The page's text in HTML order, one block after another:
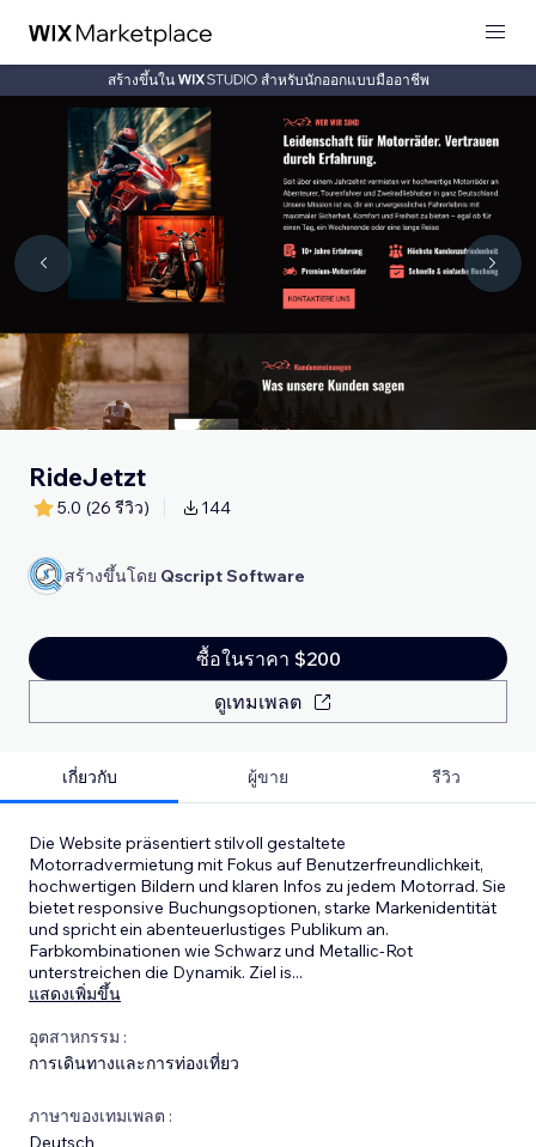
สร้างขึ้นใน สำหรับนักออกแบบมืออาชีพ
RideJetzt
5.0 (26 รีวิว) 144
สร้างขึ้นโดย Qscript Software
ซื้อในราคา $200
ดูเทมเพลต
เกี่ยวกับ ผู้ขาย รีวิว
Die Website präsentiert stilvoll gestaltete
Motorradvermietung mit Fokus auf Benutzerfreundlichkeit,
hochwertigen Bildern und klaren Infos zu jedem Motorrad. Sie
bietet responsive Buchungsoptionen, starke Markenidentität
und spricht ein abenteuerlustiges Publikum an.
Farbkombinationen wie Schwarz und Metallic-Rot
unterstreichen die Dynamik. Ziel is...
แสดงเพิ่มขึ้น
อุตสาหกรรม :
การเดินทางและการท่องเที่ยว
ภาษาของเทมเพลต :
Deutsch